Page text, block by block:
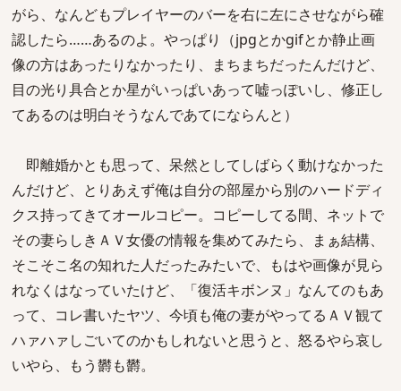
がら、なんどもプレイヤーのバーを右に左にさせながら確
認したら……あるのよ。やっぱり（jpgとかgifとか静止画
像の方はあったりなかったり、まちまちだったんだけど、
目の光り具合とか星がいっぱいあって嘘っぽいし、修正し
てあるのは明白そうなんであてにならんと）
即離婚かとも思って、呆然としてしばらく動けなかった
んだけど、とりあえず俺は自分の部屋から別のハードディ
クス持ってきてオールコピー。コピーしてる間、ネットで
その妻らしきＡＶ女優の情報を集めてみたら、まぁ結構、
そこそこ名の知れた人だったみたいで、もはや画像が見ら
れなくはなっていたけど、「復活キボンヌ」なんてのもあ
って、コレ書いたヤツ、今頃も俺の妻がやってるＡＶ観て
ハァハァしごいてのかもしれないと思うと、怒るやら哀し
いやら、もう欝も欝。